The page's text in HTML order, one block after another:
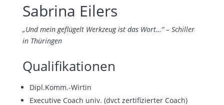
Sabrina Eilers
„Und mein geflügelt Werkzeug ist das Wort…“ – Schiller
in Thüringen
Qualifikationen
Dipl.Komm.-Wirtin
Executive Coach univ. (dvct zertifizierter Coach)